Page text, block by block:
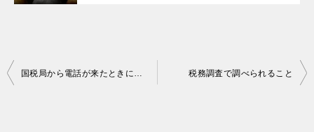
投
国税局から電話が来たときに法人が気を付けるポイント 税務調査で調べられること